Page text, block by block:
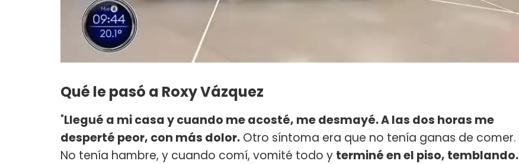
Qué le pasó a Roxy Vázquez
"Llegué a mi casa y cuando me acosté, me desmayé. A las dos horas me
desperté peor, con más dolor. Otro síntoma era que no tenía ganas de comer.
No tenía hambre, y cuando comí, vomité todo y terminé en el piso, temblando.